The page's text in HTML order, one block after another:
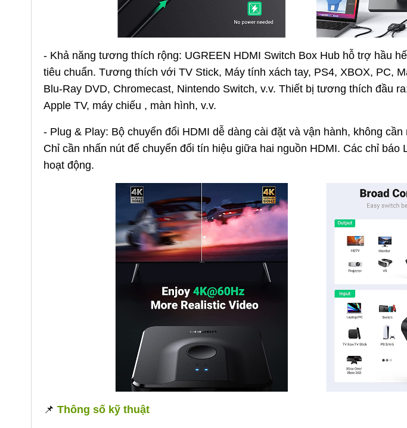
- Khả năng tương thích rộng: UGREEN HDMI Switch Box Hub hỗ trợ hầu
tiêu chuẩn. Tương thích với TV Stick, Máy tính xách tay, PS4, XBOX, PC,
Blu-Ray DVD, Chromecast, Nintendo Switch, v.v. Thiết bị tương thích đầu
Apple TV, máy chiếu , màn hình, v.v.
- Plug & Play: Bộ chuyển đổi HDMI dễ dàng cài đặt và vận hành, không
Chỉ cần nhấn nút để chuyển đổi tín hiệu giữa hai nguồn HDMI. Các chỉ báo
hoạt động.
📌 Thông số kỹ thuật